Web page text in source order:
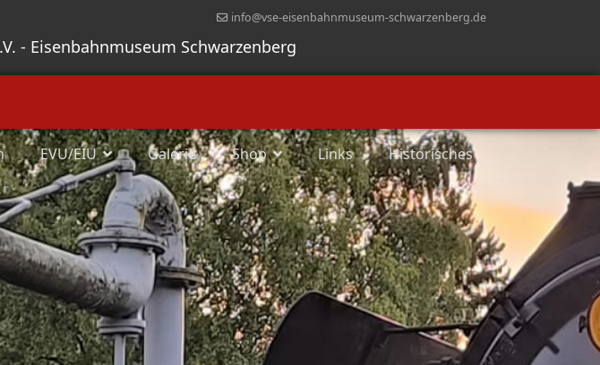
info@vse-eisenbahnmuseum-schwarzenberg.de
- Eisenbahnmuseum Schwarzenberg
EVU/EIU Galerie Shop Links Historisches